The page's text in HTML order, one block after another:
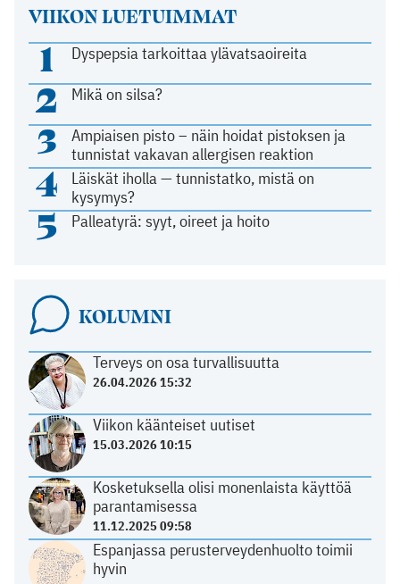
VIIKON LUETUIMMAT
1 Dyspepsia tarkoittaa ylävatsaoireita
2 Mikä on silsa?
3
Ampiaisen pisto – näin hoidat pistoksen ja
tunnistat vakavan allergisen reaktion
4
Läiskät iholla — tunnistatko, mistä on
kysymys?
5 Palleatyrä: syyt, oireet ja hoito
KOLUMNI
Terveys on osa turvallisuutta
26.04.2026 15:32
Viikon käänteiset uutiset
15.03.2026 10:15
Kosketuksella olisi monenlaista käyttöä
parantamisessa
11.12.2025 09:58
Espanjassa perusterveydenhuolto toimii
hyvin